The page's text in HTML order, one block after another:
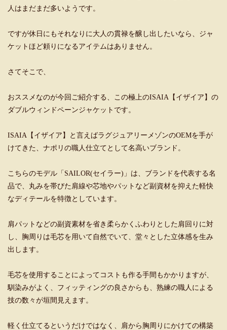
人はまだまだ多いようです。
ですが休日にもそれなりに大人の貫禄を醸し出したいなら、ジャ
ケットほど頼りになるアイテムはありません。
さてそこで、
おススメなのが今回ご紹介する、この極上のISAIA【イザイア】の
ダブルウィンドペーンジャケットです。
ISAIA【イザイア】と言えばラグジュアリーメゾンのOEMを手が
けてきた、ナポリの職人仕立てとして名高いブランド。
こちらのモデル「SAILOR(セイラー)」は、ブランドを代表する名
品で、丸みを帯びた肩線や芯地やパットなど副資材を抑えた軽快
なディテールを特徴としています。
肩パットなどの副資素材を省き柔らかくふわりとした肩回りに対
し、胸周りは毛芯を用いて自然でいて、堂々とした立体感を生み
出します。
毛芯を使用することによってコストも作る手間もかかりますが、
馴染みがよく、フィッティングの良さからも、熟練の職人による
技の数々が垣間見えます。
軽く仕立てるというだけではなく、肩から胸周りにかけての構築